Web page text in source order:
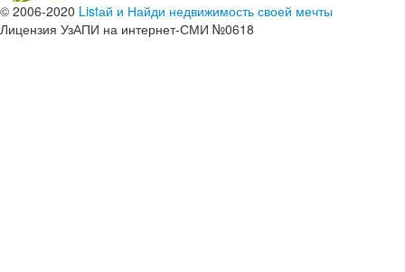
© 2006-2020 Listай и Найди недвижимость своей мечты
Лицензия УзАПИ на интернет-СМИ №0618